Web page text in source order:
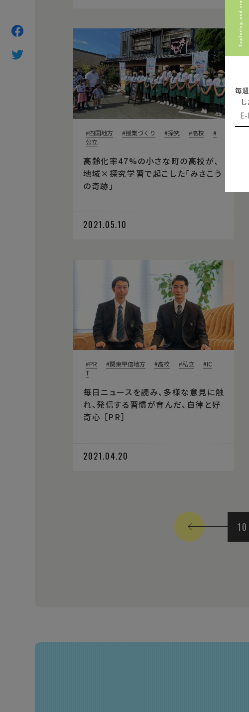
四国地方 授業づくり 探究
高校
公立
高齢化率47%の小さな町の高校が、
地域×探究学習で起こした「みさこう
の奇跡」
2021.05.10
PR 関東甲信地方 高校 私立
IC
T
毎日ニュースを読み、多様な意見に触
れ、発信する習慣が育んだ、自律と好
奇心 ［PR］
2021.04.20
10
毎